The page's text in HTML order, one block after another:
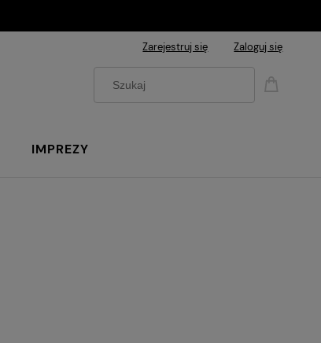
Zarejestruj się Zaloguj się
IMPREZY